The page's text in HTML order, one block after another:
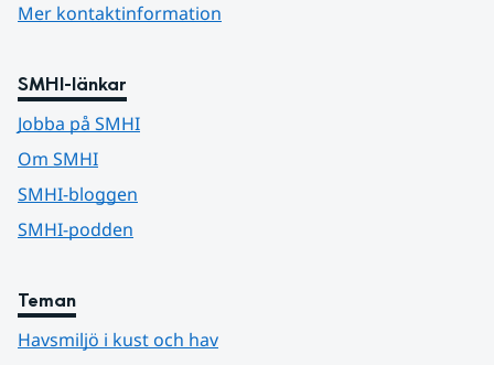
Mer kontaktinformation
SMHI-länkar
Jobba på SMHI
Om SMHI
SMHI-bloggen
SMHI-podden
Teman
Havsmiljö i kust och hav